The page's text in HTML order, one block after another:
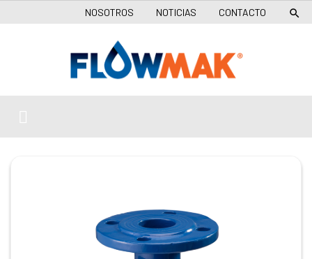
NOSOTROS NOTICIAS CONTACTO 